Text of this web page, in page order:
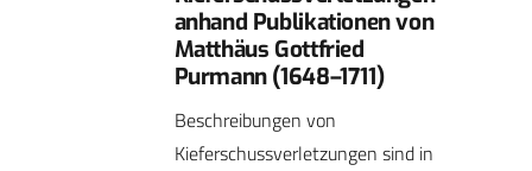
anhand Publikationen von
Matthäus Gottfried
Purmann (1648–1711)
Beschreibungen von
Kieferschussverletzungen sind in